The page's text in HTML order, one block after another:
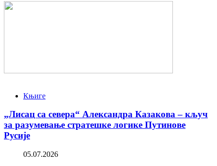
Књиге
„Лисац са севера“ Александра Казакова – кључ
за разумевање стратешке логике Путинове
Русије
05.07.2026